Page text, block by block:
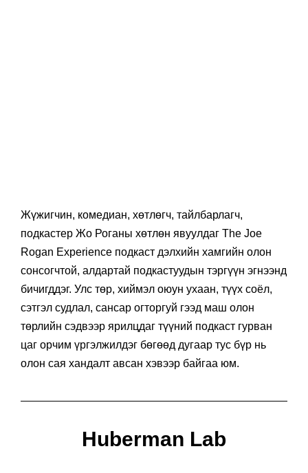
Жүжигчин, комедиан, хөтлөгч, тайлбарлагч,
подкастер Жо Роганы хөтлөн явуулдаг The Joe
Rogan Experience подкаст дэлхийн хамгийн олон
сонсогчтой, алдартай подкастуудын тэргүүн эгнээнд
бичигддэг. Улс төр, хиймэл оюун ухаан, түүх соёл,
сэтгэл судлал, сансар огторгуй гээд маш олон
төрлийн сэдвээр ярилцдаг түүний подкаст гурван
цаг орчим үргэлжилдэг бөгөөд дугаар тус бүр нь
олон сая хандалт авсан хэвээр байгаа юм.
Huberman Lab